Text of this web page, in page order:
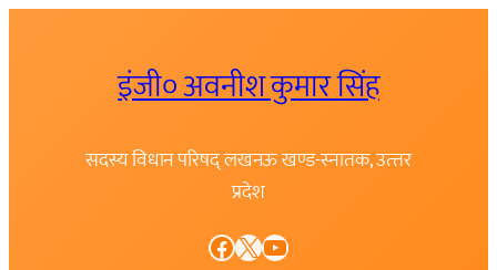
इंजी० अवनीश कुमार सिंह
सदस्य विधान परिषद् लखनऊ खण्ड-स्नातक, उत्त्तर
प्रदेश
Facebook X YouTube